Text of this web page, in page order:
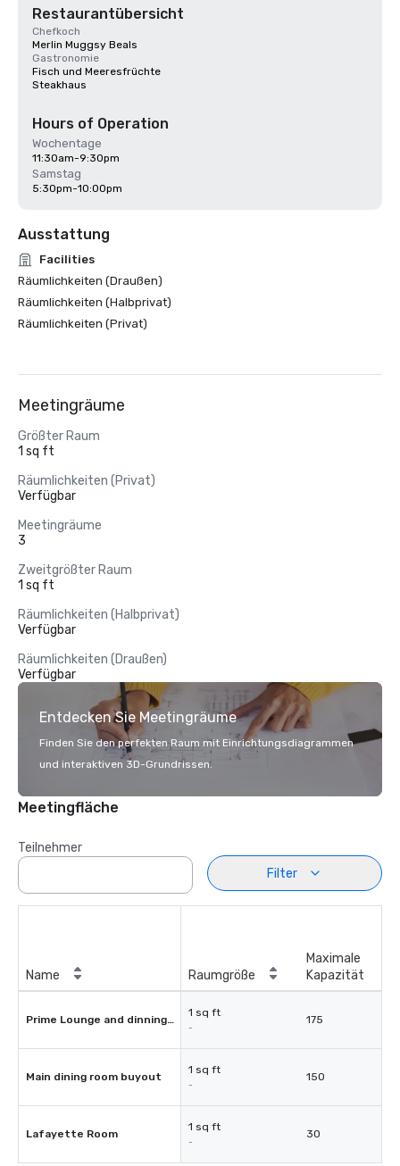
Restaurantübersicht
Chefkoch
Merlin Muggsy Beals
Gastronomie
Fisch und Meeresfrüchte
Steakhaus
Hours of Operation
Wochentage
11:30am-9:30pm
Samstag
5:30pm-10:00pm
Ausstattung
Facilities
Räumlichkeiten (Draußen)
Räumlichkeiten (Halbprivat)
Räumlichkeiten (Privat)
Meetingräume
Größter Raum
1 sq ft
Räumlichkeiten (Privat)
Verfügbar
Meetingräume
3
Zweitgrößter Raum
1 sq ft
Räumlichkeiten (Halbprivat)
Verfügbar
Räumlichkeiten (Draußen)
Verfügbar
Entdecken Sie Meetingräume
Finden Sie den perfekten Raum mit Einrichtungsdiagrammen
und interaktiven 3D-Grundrissen.
Meetingfläche
Teilnehmer
Filter
Name Raumgröße
Maximale
Kapazität
Prime Lounge and dinning room
1 sq ft
-
175
Main dining room buyout
1 sq ft
-
150
Lafayette Room
1 sq ft
-
30